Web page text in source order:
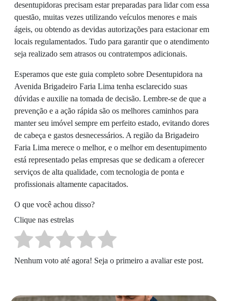
desentupidoras precisam estar preparadas para lidar com essa
questão, muitas vezes utilizando veículos menores e mais
ágeis, ou obtendo as devidas autorizações para estacionar em
locais regulamentados. Tudo para garantir que o atendimento
seja realizado sem atrasos ou contratempos adicionais.
Esperamos que este guia completo sobre Desentupidora na
Avenida Brigadeiro Faria Lima tenha esclarecido suas
dúvidas e auxilie na tomada de decisão. Lembre-se de que a
prevenção e a ação rápida são os melhores caminhos para
manter seu imóvel sempre em perfeito estado, evitando dores
de cabeça e gastos desnecessários. A região da Brigadeiro
Faria Lima merece o melhor, e o melhor em desentupimento
está representado pelas empresas que se dedicam a oferecer
serviços de alta qualidade, com tecnologia de ponta e
profissionais altamente capacitados.
O que você achou disso?
Clique nas estrelas
Nenhum voto até agora! Seja o primeiro a avaliar este post.